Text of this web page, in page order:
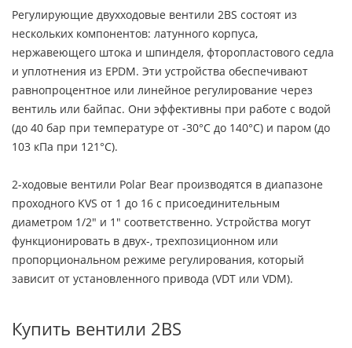
Регулирующие двухходовые вентили 2BS состоят из
нескольких компонентов: латунного корпуса,
нержавеющего штока и шпинделя, фторопластового седла
и уплотнения из EPDM. Эти устройства обеспечивают
равнопроцентное или линейное регулирование через
вентиль или байпас. Они эффективны при работе с водой
(до 40 бар при температуре от -30°С до 140°С) и паром (до
103 кПа при 121°С).
2-ходовые вентили Polar Bear производятся в диапазоне
проходного KVS от 1 до 16 с присоединительным
диаметром 1/2" и 1" соответственно. Устройства могут
функционировать в двух-, трехпозиционном или
пропорциональном режиме регулирования, который
зависит от установленного привода (VDT или VDM).
Купить вентили 2BS